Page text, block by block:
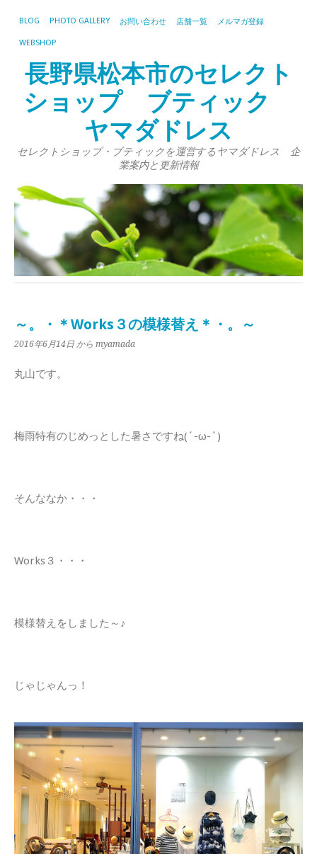
BLOG PHOTO GALLERY お問い合わせ 店舗一覧 メルマガ登録
WEBSHOP
長野県松本市のセレクト
ショップ ブティック
ヤマダドレス
セレクトショップ・ブティックを運営するヤマダドレス 企
業案内と更新情報
～。・＊Works３の模様替え＊・。～
2016年6月14日 から myamada
丸山です。
梅雨特有のじめっとした暑さですね(´-ω-`)
そんななか・・・
Works３・・・
模様替えをしました～♪
じゃじゃんっ！